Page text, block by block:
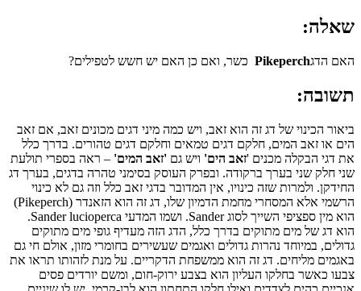
שאלה:
האם הדגPikeperch כשר, ואם כן האם יש חשש לטפילים?
תשובה:
ביאור הכינוי של דג זה הוא זאב, ויש כמה מיני דגים מכונים זאב, אם זאב
הים או זאב המים, חלקם דגים טמאים וחלקם דגים טהורים. בדרך כלל
את דגי הבקלה מכנים 'זאב הים' ויש גם 'זאב המים' – ראה בספרי תולעת
שני חלק שני בערך ברקודה. ובפרק העוסק בסימני טהרה בדגים, בערך דג
החידקן. ולמרות שזה כינויו, אין המדובר בדגי זאב כלל וזה גם לא כינוי
הרשמי אלא המסחרי מחמת הדמיון שלו, דג זה הוא הזאנדר (Pikeperch)
הוא מין ספציפי השייך לסוג Sander. ושמו המדעי Sander lucioperca.
הוא דג של מים מתוקים בדרך כלל, הדג הזה מעדיף גופי מים מתוקים
גדולים, במיוחד נהרות גדולים ואגמים שעשירים בחומרי מזון, אולם חי גם
באגמים מליחים. דג זה הוא ממשפחת הדקריים. על מנת לזהותו תראו את
צבעו כאשר בחלקו העליון הוא בצבע ירוק-חום, ומשם יורדים פסים